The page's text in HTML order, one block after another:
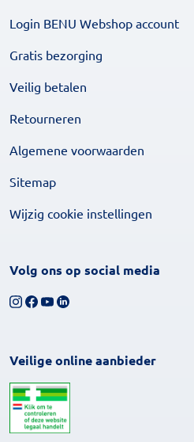
Login BENU Webshop account
Gratis bezorging
Veilig betalen
Retourneren
Algemene voorwaarden
Sitemap
Wijzig cookie instellingen
Volg ons op social media
Volg ons op Instagram
Volg ons op Facebook
Bekijk ons YouTube-kanaal
Volg ons op LinkedIn
Veilige online aanbieder